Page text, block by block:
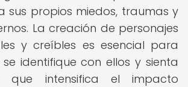
sus propios miedos, traumas y
La creación de personajes
y creíbles es esencial para
identifique con ellos y sienta
que intensifica el impacto